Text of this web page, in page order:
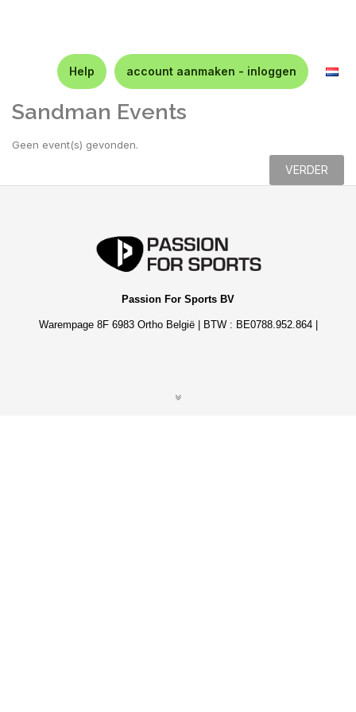
Help account aanmaken - inloggen
Sandman Events
Geen event(s) gevonden.
VERDER
Passion For Sports BV
Warempage 8F 6983 Ortho België | BTW : BE0788.952.864 |